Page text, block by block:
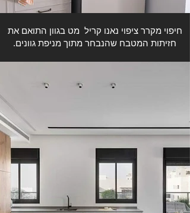
חיפוי מקרר ציפוי נאנו קריל מט בגוון התואם את
חזיתות המטבח שהנבחר מתוך מניפת גוונים.